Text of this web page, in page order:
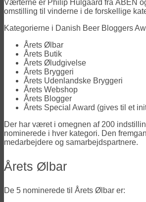
Værterne er Philip Hulgaard fra ÅBEN
omstilling til vinderne i de forskellige
Kategorierne i Danish Beer Bloggers
Årets Ølbar
Årets Butik
Årets Øludgivelse
Årets Bryggeri
Årets Udenlandske Bryggeri
Årets Webshop
Årets Blogger
Årets Special Award (gives til et
Der har været i omegnen af 200
nominerede i hver kategori. Den
medarbejdere og samarbejdspartnere.
Årets Ølbar
De 5 nominerede til Årets Ølbar er: